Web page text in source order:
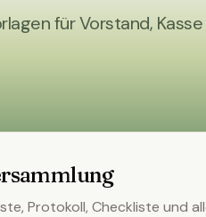
für Vorstand,
Protokoll, Checkliste und